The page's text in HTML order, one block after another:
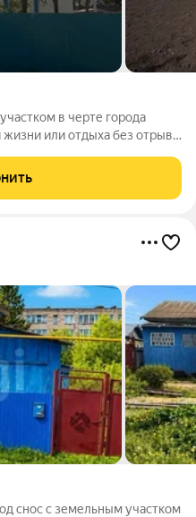
в черте города
или отдыха без отрыва
просторный
снос с земельным участком